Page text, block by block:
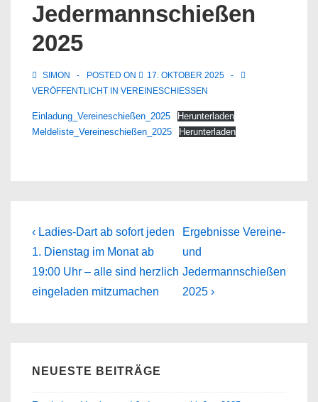
Jedermannschießen
2025
SIMON POSTED ON
17. OKTOBER 2025
VERÖFFENTLICHT IN VEREINESCHIESSEN
Einladung_Vereineschießen_2025
Herunterladen
Meldeliste_Vereineschießen_2025
Herunterladen
Beitragsnavigation
Previous
Post
is
‹ Ladies-Dart ab sofort jeden
1. Dienstag im Monat ab
19:00 Uhr – alle sind herzlich
eingeladen mitzumachen
Next
Post
is
Ergebnisse Vereine-
und
Jedermannschießen
2025 ›
NEUESTE BEITRÄGE